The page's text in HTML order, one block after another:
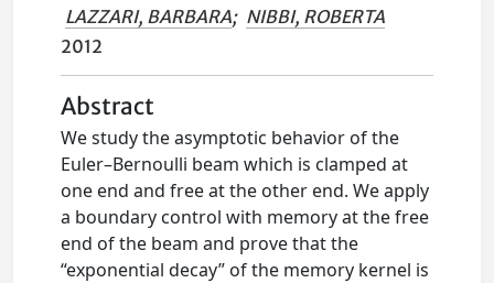
LAZZARI, BARBARA; NIBBI, ROBERTA
2012
Abstract
We study the asymptotic behavior of the
Euler–Bernoulli beam which is clamped at
one end and free at the other end. We apply
a boundary control with memory at the free
end of the beam and prove that the
“exponential decay” of the memory kernel is